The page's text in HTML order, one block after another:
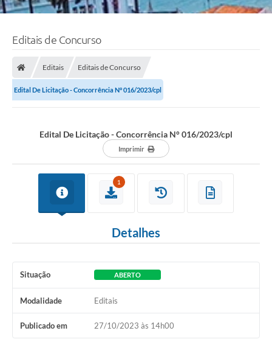
Editais de Concurso
Editais Editais de Concurso
Edital De Licitação - Concorrência N° 016/2023/cpl
Edital De Licitação - Concorrência N° 016/2023/cpl
Imprimir
1
Detalhes
Situação ABERTO
Modalidade Editais
Publicado em 27/10/2023 às 14h00